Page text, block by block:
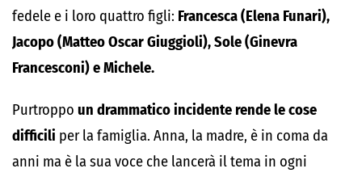
fedele e i loro quattro figli: Francesca (Elena Funari),
Jacopo (Matteo Oscar Giuggioli), Sole (Ginevra
Francesconi) e Michele.
Purtroppo un drammatico incidente rende le cose
difficili per la famiglia. Anna, la madre, è in coma da
anni ma è la sua voce che lancerà il tema in ogni